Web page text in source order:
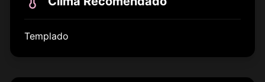
Templado